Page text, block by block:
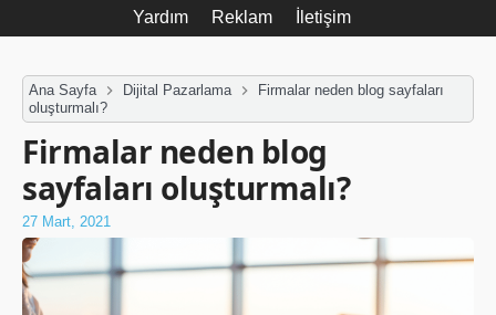
Yardım
Reklam İletişim
Ana Sayfa Dijital Pazarlama
Firmalar neden blog sayfaları
oluşturmalı?
Firmalar neden blog
sayfaları oluşturmalı?
27 Mart, 2021